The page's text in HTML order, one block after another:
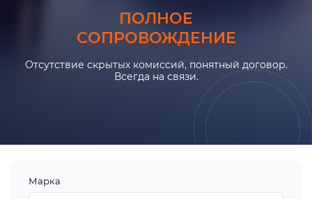
ПОЛНОЕ
СОПРОВОЖДЕНИЕ
Отсутствие скрытых комиссий, понятный договор.
Всегда на связи.
Марка